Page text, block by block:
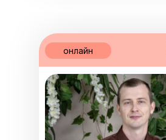
онлайн